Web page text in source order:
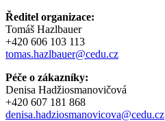
Ředitel organizace:
Tomáš Hazlbauer
+420 606 103 113
tomas.hazlbauer@cedu.cz
Péče o zákazníky:
Denisa Hadžiosmanovičová
+420 607 181 868
denisa.hadziosmanovicova@cedu.cz